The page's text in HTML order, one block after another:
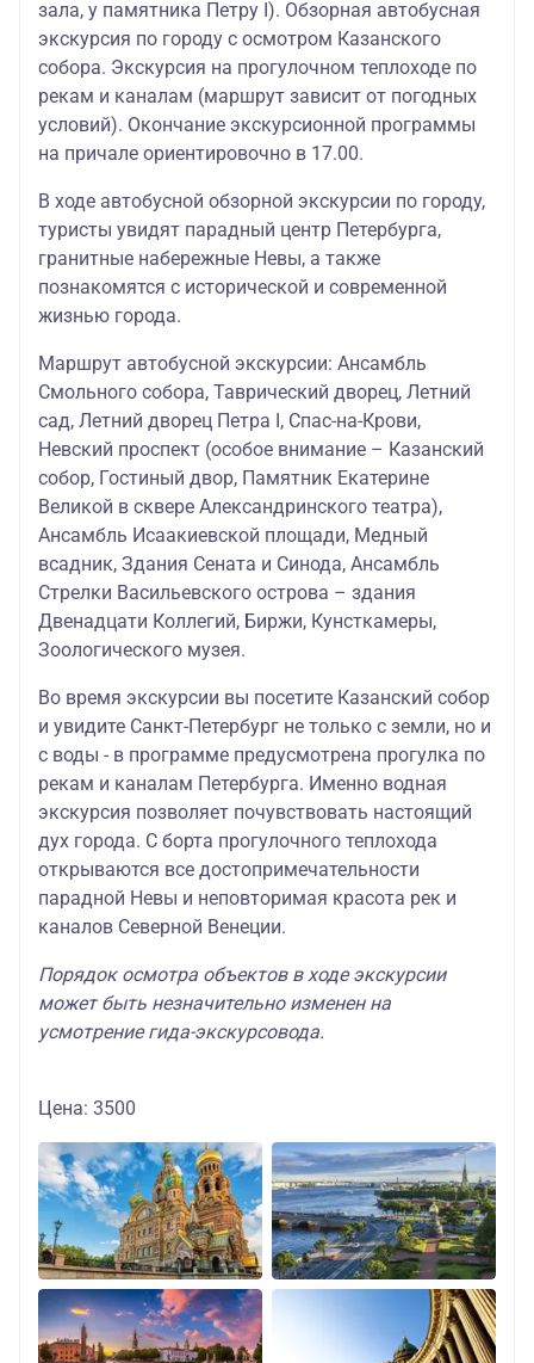
зала, у памятника Петру I). Обзорная автобусная
экскурсия по городу с осмотром Казанского
собора. Экскурсия на прогулочном теплоходе по
рекам и каналам (маршрут зависит от погодных
условий). Окончание экскурсионной программы
на причале ориентировочно в 17.00.
В ходе автобусной обзорной экскурсии по городу,
туристы увидят парадный центр Петербурга,
гранитные набережные Невы, а также
познакомятся с исторической и современной
жизнью города.
Маршрут автобусной экскурсии: Ансамбль
Смольного собора, Таврический дворец, Летний
сад, Летний дворец Петра I, Спас-на-Крови,
Невский проспект (особое внимание – Казанский
собор, Гостиный двор, Памятник Екатерине
Великой в сквере Александринского театра),
Ансамбль Исаакиевской площади, Медный
всадник, Здания Сената и Синода, Ансамбль
Стрелки Васильевского острова – здания
Двенадцати Коллегий, Биржи, Кунсткамеры,
Зоологического музея.
Во время экскурсии вы посетите Казанский собор
и увидите Санкт-Петербург не только с земли, но и
с воды - в программе предусмотрена прогулка по
рекам и каналам Петербурга. Именно водная
экскурсия позволяет почувствовать настоящий
дух города. С борта прогулочного теплохода
открываются все достопримечательности
парадной Невы и неповторимая красота рек и
каналов Северной Венеции.
Порядок осмотра объектов в ходе экскурсии
может быть незначительно изменен на
усмотрение гида-экскурсовода.
Цена: 3500